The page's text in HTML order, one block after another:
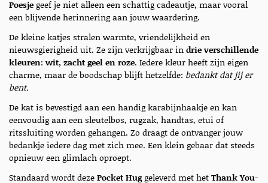
Poesje geef je niet alleen een schattig cadeautje, maar vooral
een blijvende herinnering aan jouw waardering.
De kleine katjes stralen warmte, vriendelijkheid en
nieuwsgierigheid uit. Ze zijn verkrijgbaar indrie verschillende
kleuren:wit, zacht geel en roze. Iedere kleur heeft zijn eigen
charme, maar de boodschap blijft hetzelfde: bedankt dat jij er
bent.
De kat is bevestigd aan een handig karabijnhaakje en kan
eenvoudig aan een sleutelbos, rugzak, handtas, etui of
ritssluiting worden gehangen. Zo draagt de ontvanger jouw
bedankje iedere dag met zich mee. Een klein gebaar dat steeds
opnieuw een glimlach oproept.
Standaard wordt dezePocket Huggeleverd met hetThank You-